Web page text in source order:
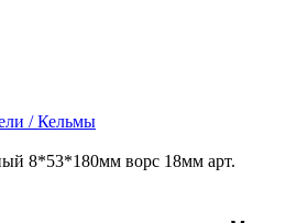
/ Кельмы
8*53*180мм ворс 18мм арт.